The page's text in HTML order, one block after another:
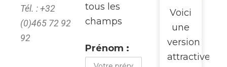
Tél. : +32
(0)465 72 92
92
tous les
champs
Prénom :
Voici
une
version
attractive